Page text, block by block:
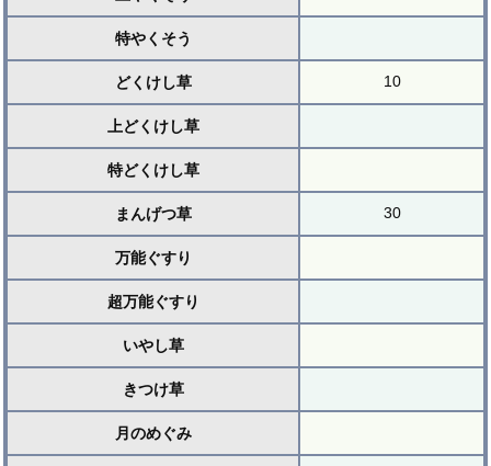
特やくそう
どくけし草 10
上どくけし草
特どくけし草
まんげつ草 30
万能ぐすり
超万能ぐすり
いやし草
きつけ草
月のめぐみ